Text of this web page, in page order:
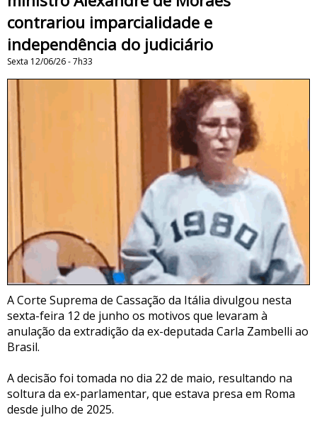
contrariou imparcialidade e
independência do judiciário
Sexta 12/06/26 - 7h33
A Corte Suprema de Cassação da Itália divulgou nesta
sexta-feira 12 de junho os motivos que levaram à
anulação da extradição da ex-deputada Carla Zambelli ao
Brasil.
A decisão foi tomada no dia 22 de maio, resultando na
soltura da ex-parlamentar, que estava presa em Roma
desde julho de 2025.